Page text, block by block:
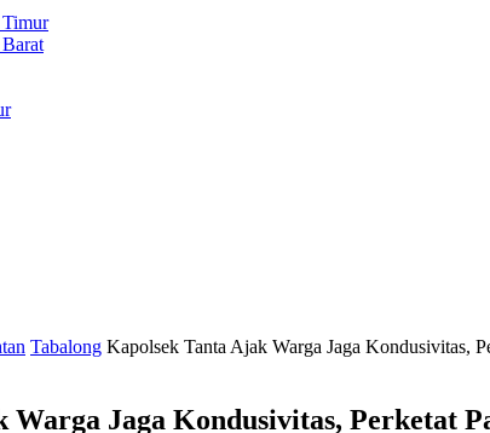
Tabalong Kapolsek Tanta Ajak Warga Jaga Kondusivitas,
Warga Jaga Kondusivitas, Perketat